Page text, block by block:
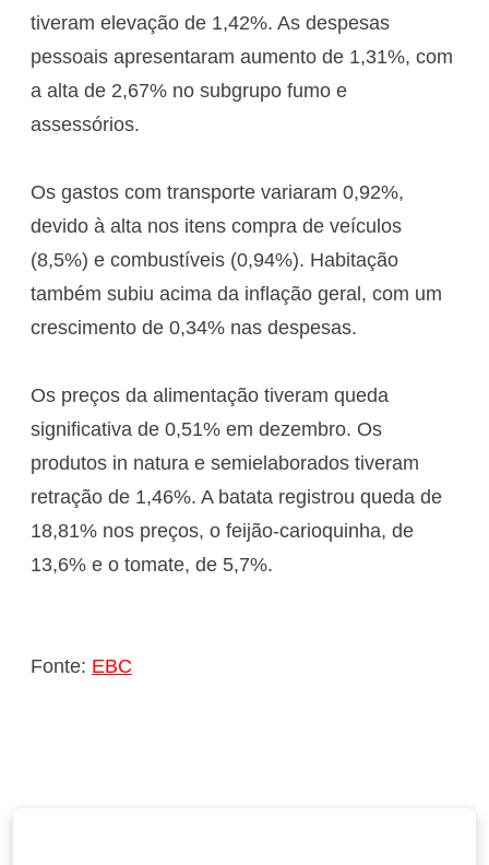
tiveram elevação de 1,42%. As despesas
pessoais apresentaram aumento de 1,31%, com
a alta de 2,67% no subgrupo fumo e
assessórios.
Os gastos com transporte variaram 0,92%,
devido à alta nos itens compra de veículos
(8,5%) e combustíveis (0,94%). Habitação
também subiu acima da inflação geral, com um
crescimento de 0,34% nas despesas.
Os preços da alimentação tiveram queda
significativa de 0,51% em dezembro. Os
produtos in natura e semielaborados tiveram
retração de 1,46%. A batata registrou queda de
18,81% nos preços, o feijão-carioquinha, de
13,6% e o tomate, de 5,7%.
Fonte: EBC